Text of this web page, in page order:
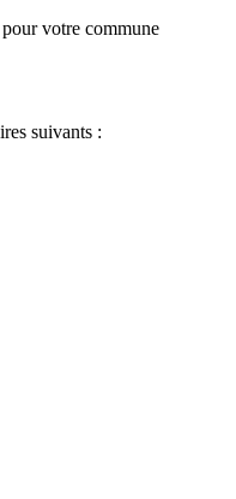
votre commune
suivants :